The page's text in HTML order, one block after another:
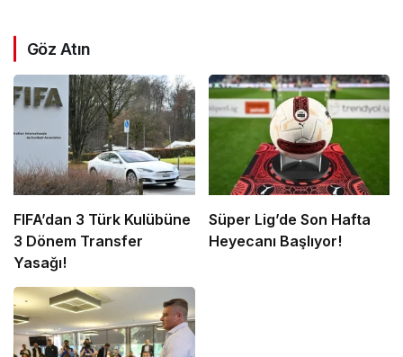
Göz Atın
FIFA’dan 3 Türk Kulübüne
3 Dönem Transfer
Yasağı!
Süper Lig’de Son Hafta
Heyecanı Başlıyor!